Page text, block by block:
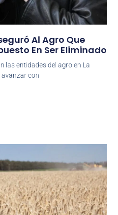
Al Agro Que
En Ser Eliminado
las entidades del agro en La
con